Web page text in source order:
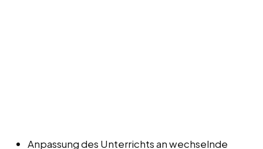
Anpassung des Unterrichts an wechselnde